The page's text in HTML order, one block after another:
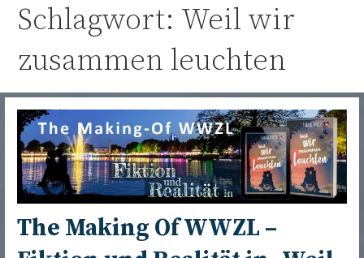
Schlagwort: Weil wir
zusammen leuchten
The Making Of WWZL –